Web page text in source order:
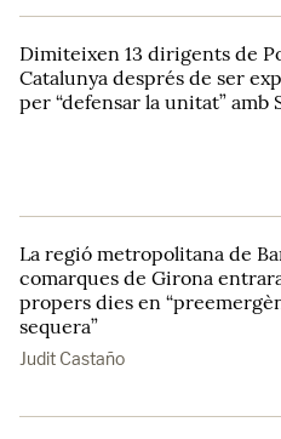
Dimiteixen 13 dirigents de
Catalunya després de ser
per “defensar la unitat” amb
La regió metropolitana de
comarques de Girona
propers dies en
sequera”
Judit Castaño